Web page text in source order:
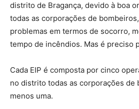
distrito de Bragança, devido à boa
todas as corporações de
problemas em termos de socorro,
tempo de incêndios. Mas é preciso
Cada EIP é composta por cinco
no distrito todas as corporações de
menos uma.